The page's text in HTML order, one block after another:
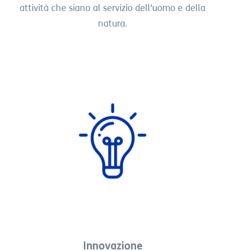
attività che siano al servizio dell’uomo e della
natura.
Innovazione